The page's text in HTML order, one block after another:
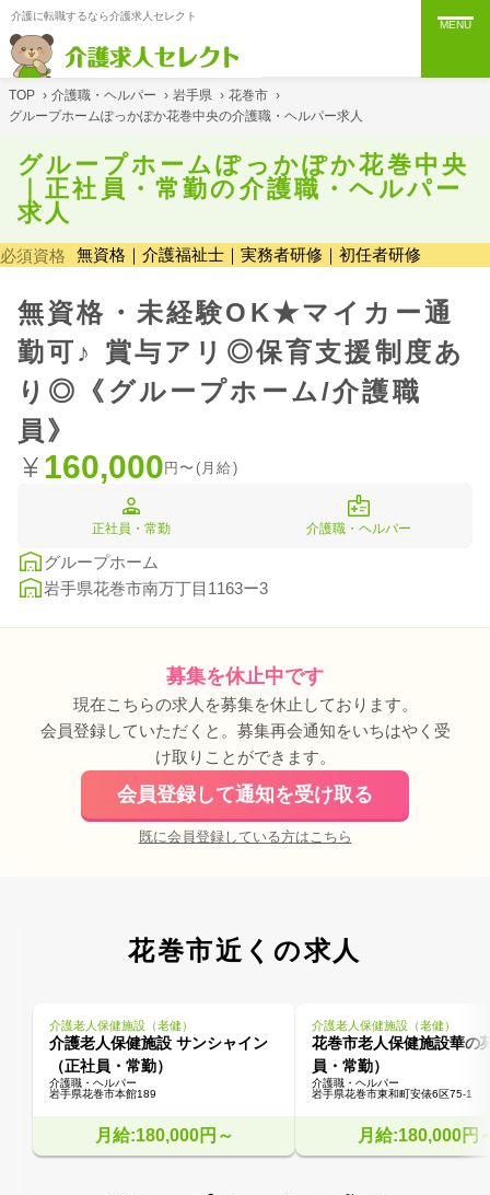
介護に転職するなら介護求人セレクト
MENU
TOP › 介護職・ヘルパー › 岩手県 › 花巻市 ›
グループホームぽっかぽか花巻中央の介護職・ヘルパー求人
グループホームぽっかぽか花巻中央
｜正社員・常勤の介護職・ヘルパー
求人
必須資格 無資格｜介護福祉士｜実務者研修｜初任者研修
無資格・未経験OK★マイカー通
勤可♪ 賞与アリ◎保育支援制度あ
り◎《グループホーム/介護職
員》
160,000円〜(月給)
正社員・常勤 介護職・ヘルパー
グループホーム
岩手県花巻市南万丁目1163ー3
募集を休止中です
現在こちらの求人を募集を休止しております。
会員登録していただくと。募集再会通知をいちはやく受
け取りことができます。
会員登録して通知を受け取る
既に会員登録している方はこちら
花巻市近くの求人
介護老人保健施設（老健）
介護老人保健施設 サンシャイン
（正社員・常勤）
介護職・ヘルパー
岩手県花巻市本館189
月給:180,000円～
介護老人保健施設（老健）
花巻市老人保健施設華の
員・常勤）
介護職・ヘルパー
岩手県花巻市東和町安俵6区75-1
月給:180,000円